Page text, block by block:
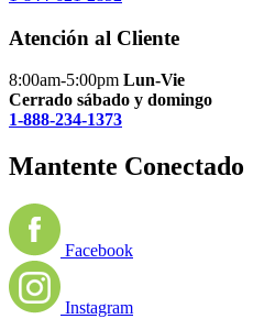
Atención al Cliente
8:00am-5:00pm Lun-Vie
Cerrado sábado y domingo
1-888-234-1373
Mantente Conectado
Facebook
Instagram